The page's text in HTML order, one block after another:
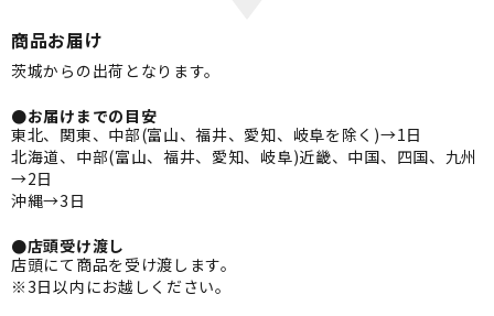
商品お届け
茨城からの出荷となります。
●お届けまでの目安
東北、関東、中部(富山、福井、愛知、岐阜を除く)→1日
北海道、中部(富山、福井、愛知、岐阜)近畿、中国、四国、九州
→2日
沖縄→3日
●店頭受け渡し
店頭にて商品を受け渡します。
※3日以内にお越しください。